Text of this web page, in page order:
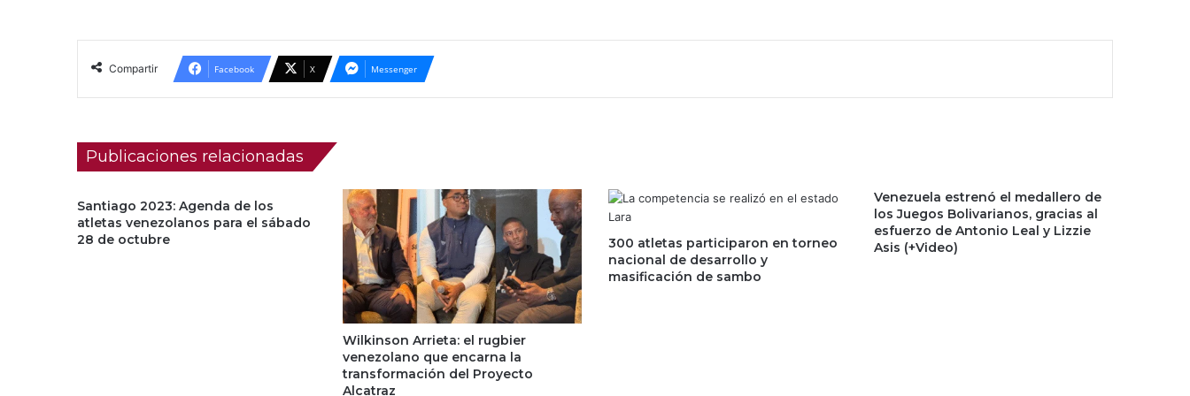
Compartir Facebook X Messenger
Publicaciones relacionadas
Santiago 2023: Agenda de los
atletas venezolanos para el sábado
28 de octubre
Wilkinson Arrieta: el rugbier
venezolano que encarna la
transformación del Proyecto
Alcatraz
300 atletas participaron en torneo
nacional de desarrollo y
masificación de sambo
Venezuela estrenó el medallero de
los Juegos Bolivarianos, gracias al
esfuerzo de Antonio Leal y Lizzie
Asis (+Video)